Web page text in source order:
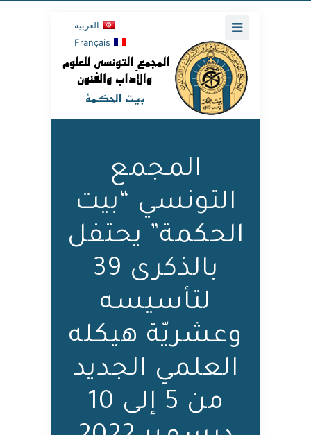
العربية
Français
المجمع
التونسي “بيت
الحكمة” يحتفل
بالذكرى 39
لتأسيسه
وعشريّة هيكله
العلمي الجديد
من 5 إلى 10